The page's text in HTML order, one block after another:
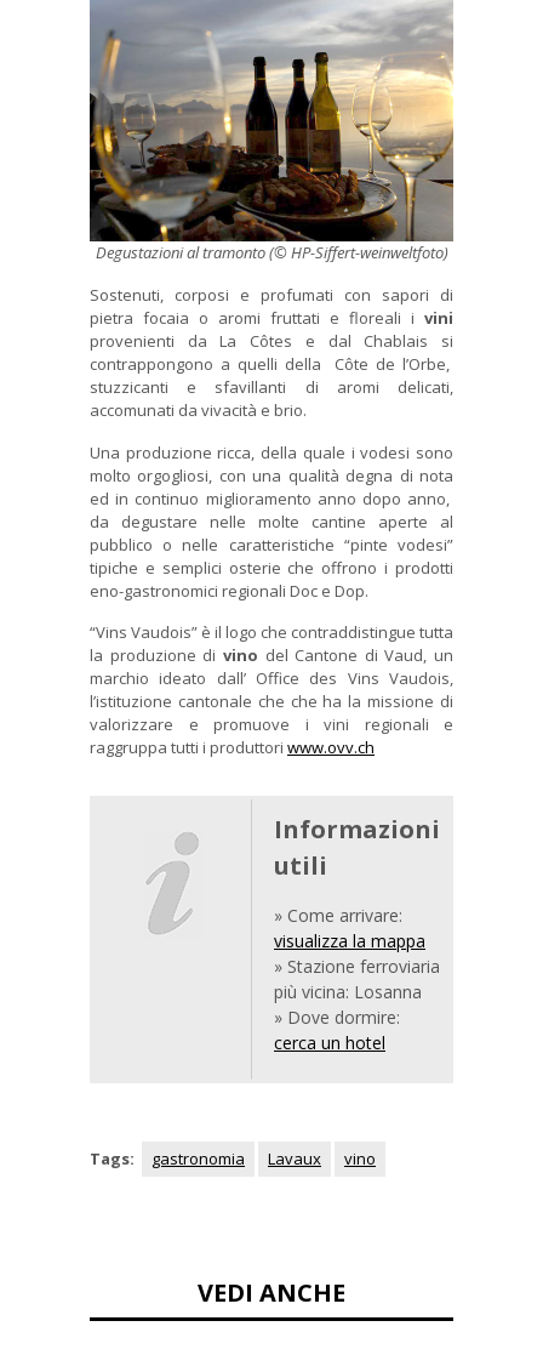
Degustazioni al tramonto (© HP-Siffert-weinweltfoto)
Sostenuti, corposi e profumati con sapori di
pietra focaia o aromi fruttati e floreali i vini
provenienti da La Côtes e dal Chablais si
contrappongono a quelli della Côte de l’Orbe,
stuzzicanti e sfavillanti di aromi delicati,
accomunati da vivacità e brio.
Una produzione ricca, della quale i vodesi sono
molto orgogliosi, con una qualità degna di nota
ed in continuo miglioramento anno dopo anno,
da degustare nelle molte cantine aperte al
pubblico o nelle caratteristiche “pinte vodesi”
tipiche e semplici osterie che offrono i prodotti
eno-gastronomici regionali Doc e Dop.
“Vins Vaudois” è il logo che contraddistingue tutta
la produzione di vino del Cantone di Vaud, un
marchio ideato dall’ Office des Vins Vaudois,
l’istituzione cantonale che che ha la missione di
valorizzare e promuove i vini regionali e
raggruppa tutti i produttori www.ovv.ch
Informazioni
utili
» Come arrivare:
visualizza la mappa
» Stazione ferroviaria
più vicina: Losanna
» Dove dormire:
cerca un hotel
Tags: gastronomia Lavaux vino
VEDI ANCHE